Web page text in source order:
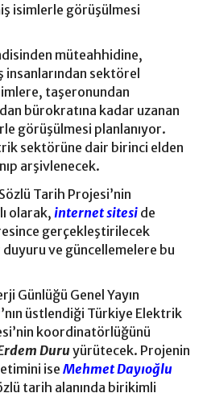
isimlerle görüşülmesi
müteahhidine,
insanlarından sektörel
taşeronundan
bürokratına kadar uzanan
görüşülmesi planlanıyor.
sektörüne dair birinci elden
arşivlenecek.
Tarih Projesi’nin
olarak, internet sitesi de
gerçekleştirilecek
ve güncellemelere bu
Günlüğü Genel Yayın
’nın üstlendiği Türkiye Elektrik
koordinatörlüğünü
Duruyürütecek. Projenin
ise Mehmet Dayıoğlu
tarih alanında birikimli